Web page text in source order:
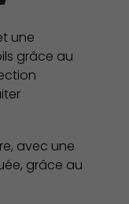
une
grâce au
avec une
grâce au